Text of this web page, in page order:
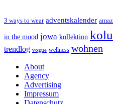
3 ways to wear adventskalender
in the mood jowa kollektion
trendlog vogue wellness wohnen
About
Agency
Advertising
Impressum